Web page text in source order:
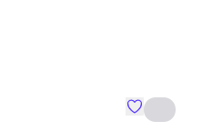
Préféré {nom}